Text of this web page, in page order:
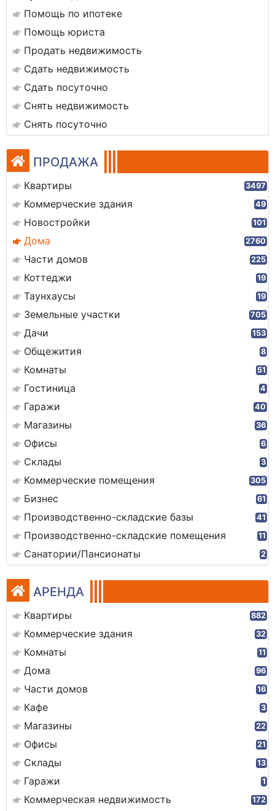
Помощь по ипотеке
Помощь юриста
Продать недвижимость
Сдать недвижимость
Сдать посуточно
Снять недвижимость
Снять посуточно
ПРОДАЖА
Квартиры 3497
Коммерческие здания 49
Новостройки 101
Дома 2760
Части домов 225
Коттеджи 19
Таунхаусы 19
Земельные участки 705
Дачи 153
Общежития 8
Комнаты 51
Гостиница 4
Гаражи 40
Магазины 36
Офисы 6
Склады 3
Коммерческие помещения 305
Бизнес 61
Производственно-складские базы 41
Производственно-складские помещения 11
Санатории/Пансионаты 2
АРЕНДА
Квартиры 882
Коммерческие здания 32
Комнаты 11
Дома 96
Части домов 16
Кафе 3
Магазины 22
Офисы 21
Склады 13
Гаражи 1
Коммерческая недвижимость 172